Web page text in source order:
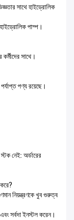
সাথে হাইড্রোলিক
পাম্প।
সাথে।
পণ্য রয়েছে।
নেই: অর্ডারের
নিয়ন্ত্রণকে খুব গুরুত্ব
সর্বদা ইনস্টল করেন।